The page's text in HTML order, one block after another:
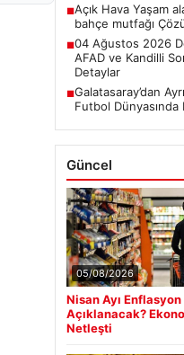
■Açık Hava Yaşam
bahçe mutfağı
■04 Ağustos 2026
AFAD ve Kandilli
Detaylar
■Galatasaray’dan
Futbol Dünyasında
Güncel
05/08/2026
Nisan Ayı
Açıklanacak?
Netleşti